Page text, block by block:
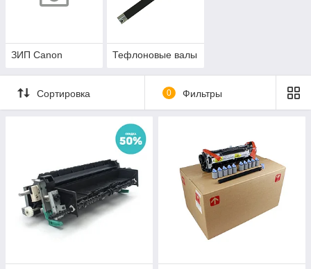
ЗИП Canon Тефлоновые валы
Сортировка 0 Фильтры